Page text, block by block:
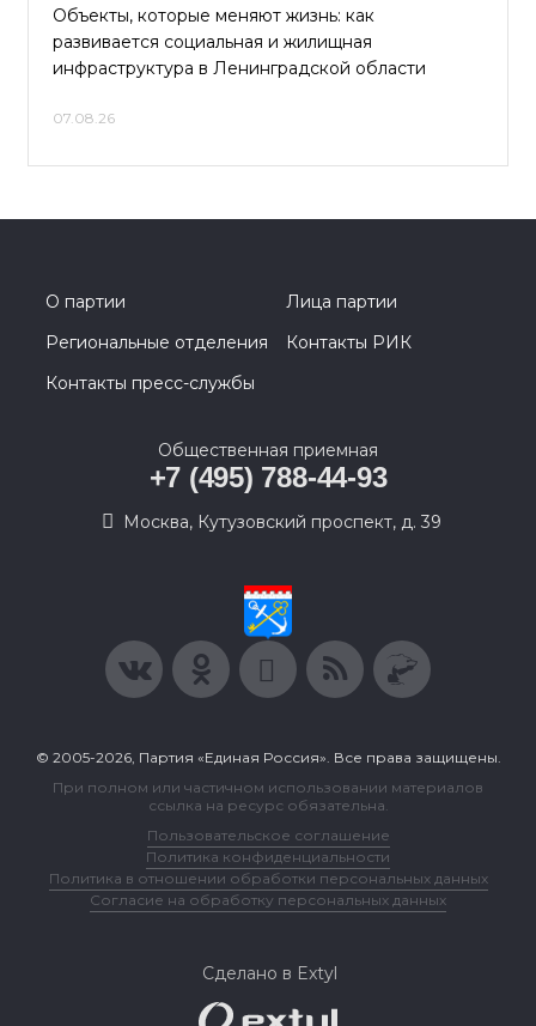
Объекты, которые меняют жизнь: как
развивается социальная и жилищная
инфраструктура в Ленинградской области
07.08.26
О партии
Лица партии
Региональные отделения
Контакты РИК
Контакты пресс-службы
Общественная приемная
+7 (495) 788-44-93
Москва, Кутузовский проспект, д. 39
© 2005-2026, Партия «Единая Россия». Все права защищены.
При полном или частичном использовании материалов
ссылка на ресурс обязательна.
Пользовательское соглашение
Политика конфиденциальности
Политика в отношении обработки персональных данных
Согласие на обработку персональных данных
Сделано в Extyl